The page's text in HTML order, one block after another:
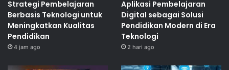
Strategi Pembelajaran
Berbasis Teknologi untuk
Meningkatkan Kualitas
Pendidikan
4 jam ago
Aplikasi Pembelajaran
Digital sebagai Solusi
Pendidikan Modern di Era
Teknologi
2 hari ago